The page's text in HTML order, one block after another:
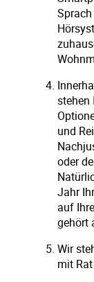
stehen
und
oder
Jahr
auf
gehört
Wir
mit